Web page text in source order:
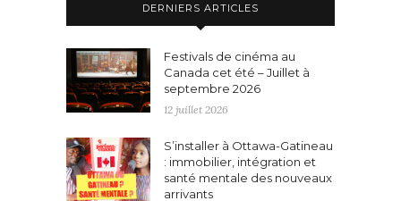
DERNIERS ARTICLES
Festivals de cinéma au
Canada cet été – Juillet à
septembre 2026
12 juillet 2026
S’installer à Ottawa-Gatineau
: immobilier, intégration et
santé mentale des nouveaux
arrivants